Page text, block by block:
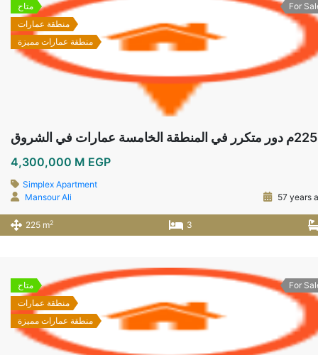
متاح
منطقة عمارات
منطقة عمارات مميزة
For
4,300,000 M EGP
Simplex Apartment
Mansour Ali
57 years
225 m2 3
متاح
منطقة عمارات
منطقة عمارات مميزة
For